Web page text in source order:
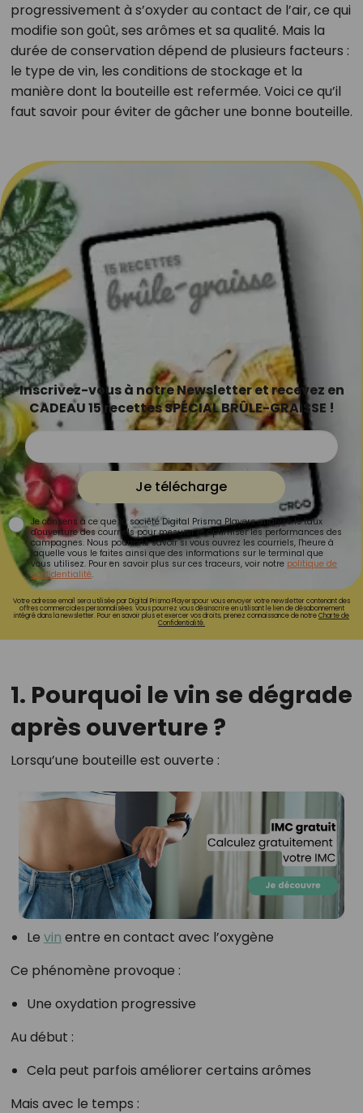
progressivement à s’oxyder au contact de l’air, ce qui
modifie son goût, ses arômes et sa qualité. Mais la
durée de conservation dépend de plusieurs facteurs :
le type de vin, les conditions de stockage et la
manière dont la bouteille est refermée. Voici ce qu’il
faut savoir pour éviter de gâcher une bonne bouteille.
Inscrivez-vous à notre Newsletter et recevez en
CADEAU 15 recettes SPÉCIAL BRÛLE-GRAISSE !
Je télécharge
Je consens à ce que la société Digital Prisma Players analyse le taux
d'ouverture des courriels pour mesurer et optimiser les performances des
campagnes. Nous pourrons savoir si vous ouvrez les courriels, l'heure à
laquelle vous le faites ainsi que des informations sur le terminal que
vous utilisez. Pour en savoir plus sur ces traceurs, voir notre politique de
confidentialité.
Votre adresse email sera utilisée par Digital Prisma Playerspour vous envoyer votre newsletter contenant des
offres commerciales personnalisées. Vous pourrez vous désinscrire en utilisant le lien de désabonnement
intégré dans la newsletter. Pour en savoir plus et exercer vos droits, prenez connaissance de notreCharte de
Confidentialité.
1. Pourquoi le vin se dégrade
après ouverture ?
Lorsqu’une bouteille est ouverte :
Le vin entre en contact avec l’oxygène
Ce phénomène provoque :
Une oxydation progressive
Au début :
Cela peut parfois améliorer certains arômes
Mais avec le temps :